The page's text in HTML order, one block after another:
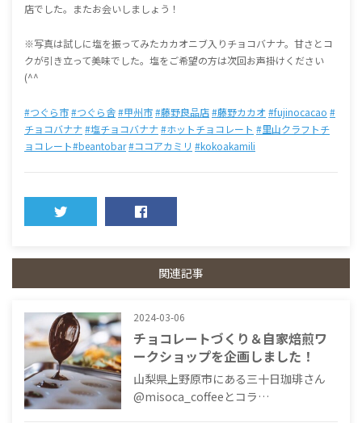
店でした。またお会いしましょう！
※写真は試しに塩を振ってみたカカオニブ入りチョコバナナ。甘さとコ
クが引き立って美味でした。塩をご希望の方は次回お声掛けください
(^^
#つぐら市#つぐら舎#甲州市#藤野良品店#藤野カカオ#fujinocacao #
チョコバナナ#塩チョコバナナ#ホットチョコレート #里山クラフトチ
ョコレート#beantobar#ココアカミリ #kokoakamili
関連記事
2024-03-06
チョコレートづくり＆自家焙煎ワ
ークショップを企画しました！
山梨県上野原市にある三十日珈琲さん
@misoca_coffeeとコラ…